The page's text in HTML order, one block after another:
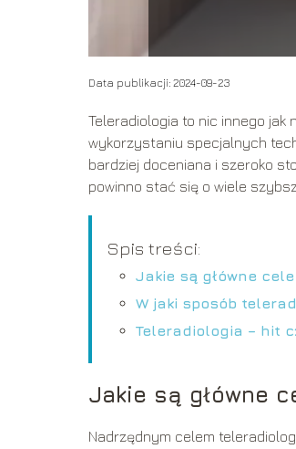
Data publikacji: 2024-09-23
Teleradiologia to nic innego jak
wykorzystaniu specjalnych
bardziej doceniana i szeroko
powinno stać się o wiele
Spis treści:
Jakie są główne
W jaki sposób
Teleradiologia – hit
Jakie są główne
Nadrzędnym celem